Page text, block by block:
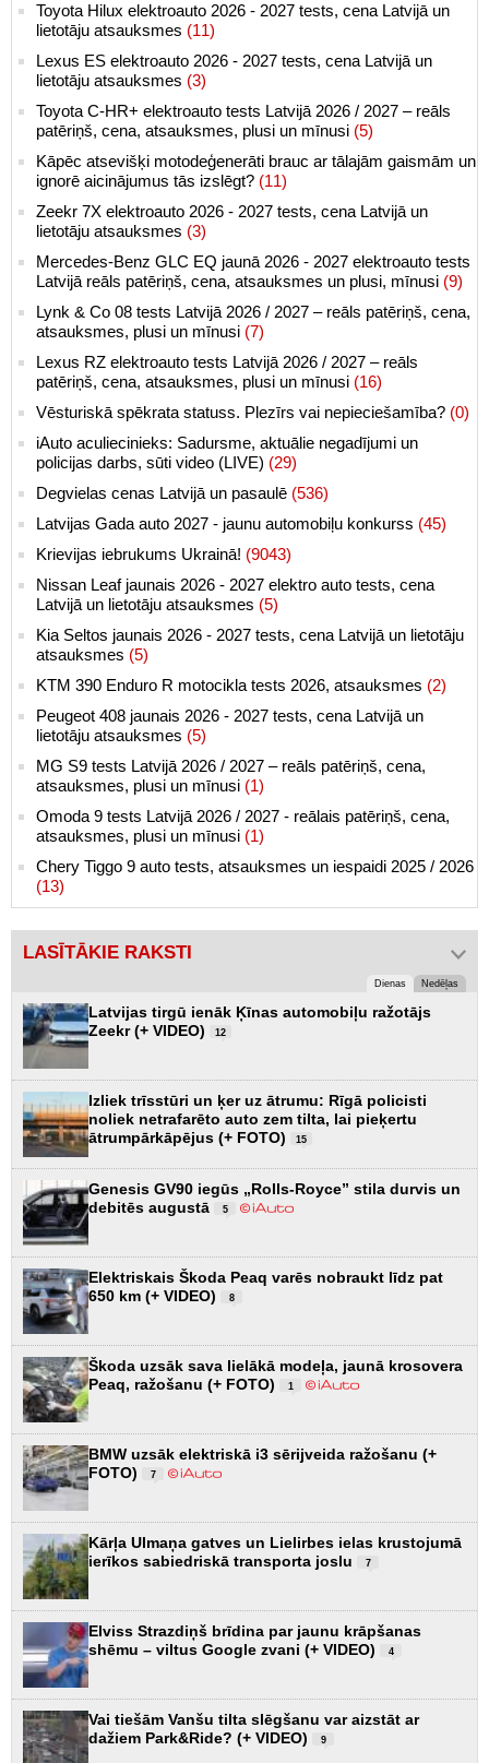
Toyota Hilux elektroauto 2026 - 2027 tests, cena Latvijā un
lietotāju atsauksmes (11)
Lexus ES elektroauto 2026 - 2027 tests, cena Latvijā un
lietotāju atsauksmes (3)
Toyota C-HR+ elektroauto tests Latvijā 2026 / 2027 – reāls
patēriņš, cena, atsauksmes, plusi un mīnusi (5)
Kāpēc atsevišķi motodeģenerāti brauc ar tālajām gaismām un
ignorē aicinājumus tās izslēgt? (11)
Zeekr 7X elektroauto 2026 - 2027 tests, cena Latvijā un
lietotāju atsauksmes (3)
Mercedes-Benz GLC EQ jaunā 2026 - 2027 elektroauto tests
Latvijā reāls patēriņš, cena, atsauksmes un plusi, mīnusi (9)
Lynk & Co 08 tests Latvijā 2026 / 2027 – reāls patēriņš, cena,
atsauksmes, plusi un mīnusi (7)
Lexus RZ elektroauto tests Latvijā 2026 / 2027 – reāls
patēriņš, cena, atsauksmes, plusi un mīnusi (16)
Vēsturiskā spēkrata statuss. Plezīrs vai nepieciešamība? (0)
iAuto aculiecinieks: Sadursme, aktuālie negadījumi un
policijas darbs, sūti video (LIVE) (29)
Degvielas cenas Latvijā un pasaulē (536)
Latvijas Gada auto 2027 - jaunu automobiļu konkurss (45)
Krievijas iebrukums Ukrainā! (9043)
Nissan Leaf jaunais 2026 - 2027 elektro auto tests, cena
Latvijā un lietotāju atsauksmes (5)
Kia Seltos jaunais 2026 - 2027 tests, cena Latvijā un lietotāju
atsauksmes (5)
KTM 390 Enduro R motocikla tests 2026, atsauksmes (2)
Peugeot 408 jaunais 2026 - 2027 tests, cena Latvijā un
lietotāju atsauksmes (5)
MG S9 tests Latvijā 2026 / 2027 – reāls patēriņš, cena,
atsauksmes, plusi un mīnusi (1)
Omoda 9 tests Latvijā 2026 / 2027 - reālais patēriņš, cena,
atsauksmes, plusi un mīnusi (1)
Chery Tiggo 9 auto tests, atsauksmes un iespaidi 2025 / 2026
(13)
LASĪTĀKIE RAKSTI
Dienas Nedēļas
Latvijas tirgū ienāk Ķīnas automobiļu ražotājs
Zeekr (+ VIDEO)
12
Izliek trīsstūri un ķer uz ātrumu: Rīgā policisti
noliek netrafarēto auto zem tilta, lai pieķertu
ātrumpārkāpējus (+ FOTO)
15
Genesis GV90 iegūs „Rolls-Royce” stila durvis un
debitēs augustā
5
Elektriskais Škoda Peaq varēs nobraukt līdz pat
650 km (+ VIDEO)
8
Škoda uzsāk sava lielākā modeļa, jaunā krosovera
Peaq, ražošanu (+ FOTO)
1
BMW uzsāk elektriskā i3 sērijveida ražošanu (+
FOTO)
7
Kārļa Ulmaņa gatves un Lielirbes ielas krustojumā
ierīkos sabiedriskā transporta joslu
7
Elviss Strazdiņš brīdina par jaunu krāpšanas
shēmu – viltus Google zvani (+ VIDEO)
4
Vai tiešām Vanšu tilta slēgšanu var aizstāt ar
dažiem Park&Ride? (+ VIDEO)
9